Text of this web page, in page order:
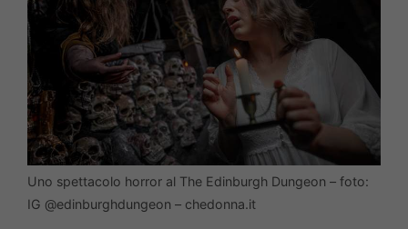
Uno spettacolo horror al The Edinburgh Dungeon – foto:
IG @edinburghdungeon – chedonna.it